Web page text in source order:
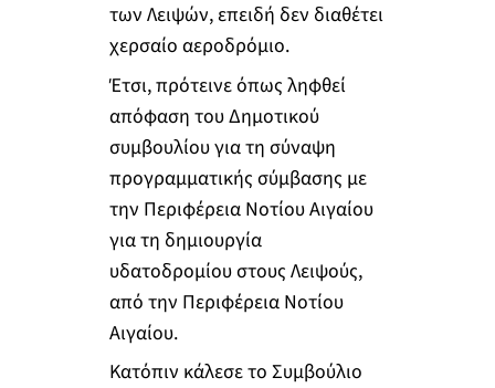
των Λειψών, επειδή δεν διαθέτει
χερσαίο αεροδρόμιο.
Έτσι, πρότεινε όπως ληφθεί
απόφαση του Δημοτικού
συμβουλίου για τη σύναψη
προγραμματικής σύμβασης με
την Περιφέρεια Νοτίου Αιγαίου
για τη δημιουργία
υδατοδρομίου στους Λειψούς,
από την Περιφέρεια Νοτίου
Αιγαίου.
Κατόπιν κάλεσε το Συμβούλιο